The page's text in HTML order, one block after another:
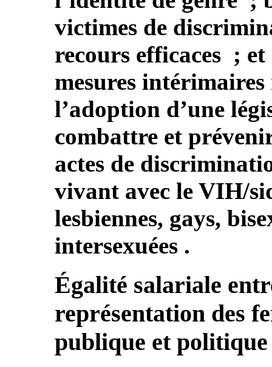
victimes de
recours efficaces ;
mesures intérimaires
l’adoption d’une
combattre et
actes de
vivant avec le VIH/
lesbiennes, gays,
intersexuées .
Égalité salariale
représentation des
publique et politique